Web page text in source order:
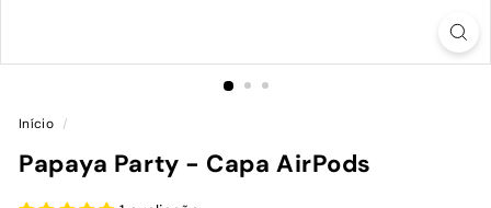
Início /
Papaya Party - Capa AirPods